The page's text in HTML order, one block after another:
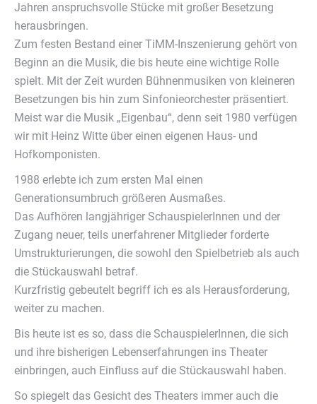
Jahren anspruchsvolle Stücke mit großer Besetzung
herausbringen.
Zum festen Bestand einer TiMM-Inszenierung gehört von
Beginn an die Musik, die bis heute eine wichtige Rolle
spielt. Mit der Zeit wurden Bühnenmusiken von kleineren
Besetzungen bis hin zum Sinfonieorchester präsentiert.
Meist war die Musik „Eigenbau“, denn seit 1980 verfügen
wir mit Heinz Witte über einen eigenen Haus- und
Hofkomponisten.
1988 erlebte ich zum ersten Mal einen
Generationsumbruch größeren Ausmaßes.
Das Aufhören langjähriger SchauspielerInnen und der
Zugang neuer, teils unerfahrener Mitglieder forderte
Umstrukturierungen, die sowohl den Spielbetrieb als auch
die Stückauswahl betraf.
Kurzfristig gebeutelt begriff ich es als Herausforderung,
weiter zu machen.
Bis heute ist es so, dass die SchauspielerInnen, die sich
und ihre bisherigen Lebenserfahrungen ins Theater
einbringen, auch Einfluss auf die Stückauswahl haben.
So spiegelt das Gesicht des Theaters immer auch die